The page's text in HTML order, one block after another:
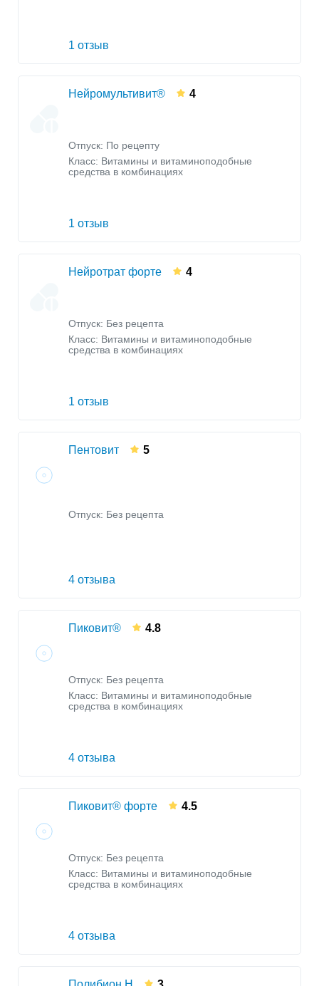
1 отзыв
Нейромультивит® 4
Отпуск: По рецепту
Класс: Витамины и витаминоподобные
средства в комбинациях
1 отзыв
Нейротрат форте 4
Отпуск: Без рецепта
Класс: Витамины и витаминоподобные
средства в комбинациях
1 отзыв
Пентовит 5
Отпуск: Без рецепта
4 отзыва
Пиковит® 4.8
Отпуск: Без рецепта
Класс: Витамины и витаминоподобные
средства в комбинациях
4 отзыва
Пиковит® форте 4.5
Отпуск: Без рецепта
Класс: Витамины и витаминоподобные
средства в комбинациях
4 отзыва